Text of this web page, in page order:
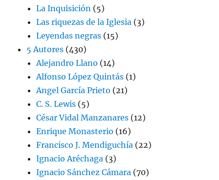
La Inquisición (5)
Las riquezas de la Iglesia (3)
Leyendas negras (15)
5 Autores (430)
Alejandro Llano (14)
Alfonso López Quintás (1)
Angel García Prieto (21)
C. S. Lewis (5)
César Vidal Manzanares (12)
Enrique Monasterio (16)
Francisco J. Mendiguchía (22)
Ignacio Aréchaga (3)
Ignacio Sánchez Cámara (70)